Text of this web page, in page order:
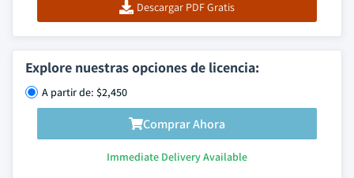
Descargar PDF Gratis
Explore nuestras opciones de licencia:
A partir de: $2,450
Comprar Ahora
Immediate Delivery Available